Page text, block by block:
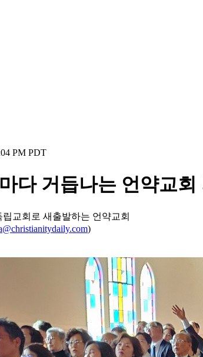
PM PDT
다 거듭나는 언약교회
교회로 새출발하는 언약교회
)